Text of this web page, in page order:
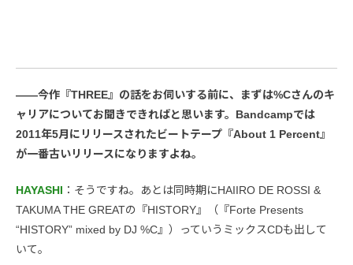
――今作『THREE』の話をお伺いする前に、まずは%Cさんのキ
ャリアについてお聞きできればと思います。Bandcampでは
2011年5月にリリースされたビートテープ『About 1 Percent』
が一番古いリリースになりますよね。
HAYASHI ：そうですね。あとは同時期にHAIIRO DE ROSSI &
TAKUMA THE GREATの『HISTORY』（『Forte Presents
“HISTORY” mixed by DJ %C』）っていうミックスCDも出して
いて。